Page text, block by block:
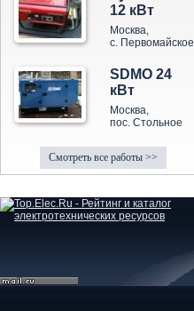
12 кВт
Москва,
с. Первомайское
SDMO 24
кВт
Москва,
пос. Стольное
Смотреть все работы >>